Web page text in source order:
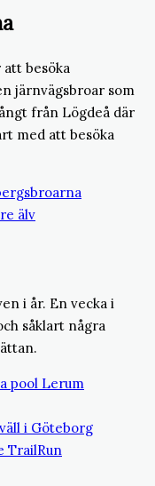
besöka
järnvägsbroar som
från Lögdeå där
med att besöka
i år. En vecka i
såklart några